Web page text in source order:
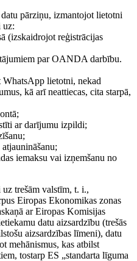
pārziņu, izmantojot lietotni
uz:
(izskaidrojot reģistrācijas
par OANDA darbību.
WhatsApp lietotni, nekad
kā arī neattiecas, cita starpā,
ar darījumu izpildi;
iemaksu vai izņemšanu no
trešām valstīm, t. i.,
Eiropas Ekonomikas zonas
ar Eiropas Komisijas
datu aizsardzību (trešās
aizsardzības līmeni), datu
mehānismus, kas atbilst
tostarp ES „standarta līguma